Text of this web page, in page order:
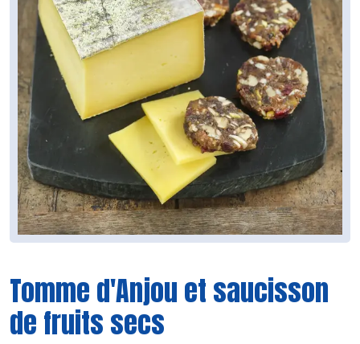
Tomme d'Anjou et saucisson
de fruits secs